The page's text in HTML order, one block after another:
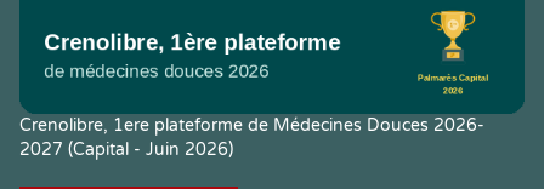
Crenolibre, 1ere plateforme de Médecines Douces 2026-
2027 (Capital - Juin 2026)